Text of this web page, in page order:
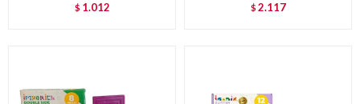
$ 1.012 $2.117